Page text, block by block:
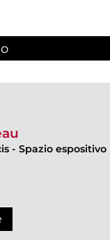
- Spazio espositivo